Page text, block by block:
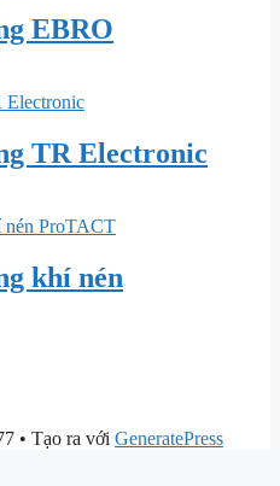
EBRO
TR Electronic
khí nén
• Tạo ra với GeneratePress